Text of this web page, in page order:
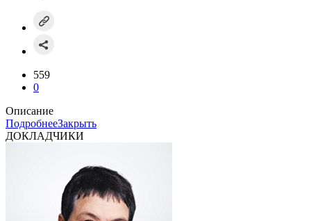
559
0
Описание
ПодробнееЗакрыть
ДОКЛАДЧИКИ